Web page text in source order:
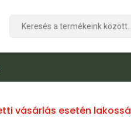
vásárlás esetén